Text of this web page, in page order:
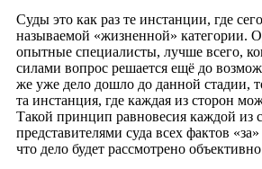
Суды это как раз те инстанции, где
называемой «жизненной» категории.
опытные специалисты, лучше всего,
силами вопрос решается ещё до
же уже дело дошло до данной стадии,
та инстанция, где каждая из сторон
Такой принцип равновесия каждой из
представителями суда всех фактов
что дело будет рассмотрено